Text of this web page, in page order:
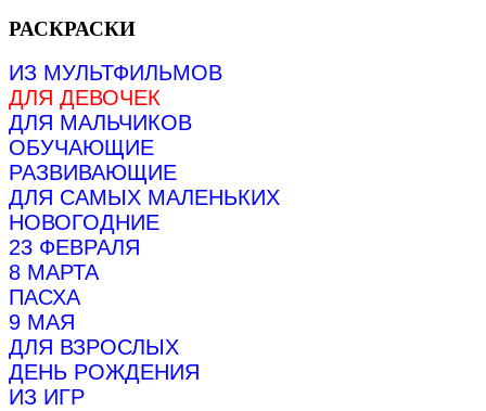
РАСКРАСКИ
ИЗ МУЛЬТФИЛЬМОВ
ДЛЯ ДЕВОЧЕК
ДЛЯ МАЛЬЧИКОВ
ОБУЧАЮЩИЕ
РАЗВИВАЮЩИЕ
ДЛЯ САМЫХ МАЛЕНЬКИХ
НОВОГОДНИЕ
23 ФЕВРАЛЯ
8 МАРТА
ПАСХА
9 МАЯ
ДЛЯ ВЗРОСЛЫХ
ДЕНЬ РОЖДЕНИЯ
ИЗ ИГР